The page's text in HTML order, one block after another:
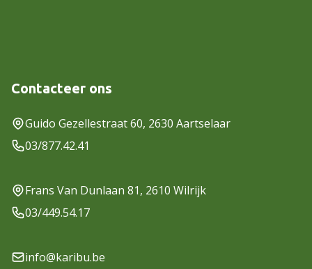
Contacteer ons
Guido Gezellestraat 60, 2630 Aartselaar
03/877.42.41
Frans Van Dunlaan 81, 2610 Wilrijk
03/449.54.17
info@karibu.be